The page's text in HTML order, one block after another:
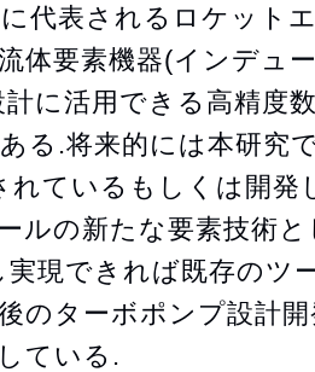
代表されるロケット
体要素機器(インデュ
に活用できる高精度
る.将来的には本研究
れているもしくは開発
ルの新たな要素技術
現できれば既存のツ
のターボポンプ設計
ている.